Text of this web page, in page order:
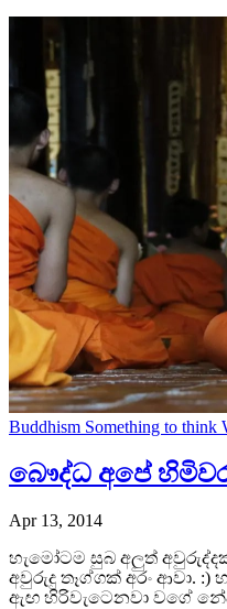
Buddhism Something to think
බෞද්ධ අපේ හිමිවරු
Apr 13, 2014
හැමෝටම සුබ අලුත්
අවුරුදු තෑග්ගක් අරං ආවා. :)
ඇඟ හිරිවැටෙනවා වගේ